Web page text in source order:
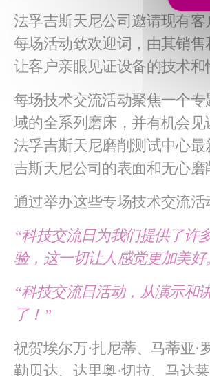
法孚吉斯天尼公司邀请现有
每场活动致欢迎词，由其销
让客户亲眼见证设备的技术和
每场技术交流活动聚焦一个
域的全系列磨床，并有机会见
法孚吉斯天尼磨削测试中心
吉斯天尼公司的表面和无心磨
通过举办这些专场技术交流
“科技交流日为我们提供了许
验，这一切让人感觉更加美好
“科技交流日活动，从演示和
了！”
祝贺埃尔万·扎尼蒂、马蒂亚·
勒贝达、达里奥·切拉、马达